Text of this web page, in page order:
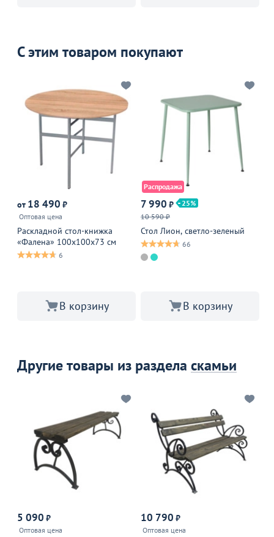
С этим товаром покупают
от 18 490 ₽
Оптовая цена
Раскладной стол-книжка
«Фалена» 100х100х73 см
6
В корзину
Распродажа
7 990 ₽
25
10 590 ₽
Стол Лион, светло-зеленый
66
В корзину
Другие товары из раздела скамьи
5 090 ₽
Оптовая цена
10 790 ₽
Оптовая цена